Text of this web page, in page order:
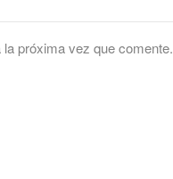
próxima vez que comente.